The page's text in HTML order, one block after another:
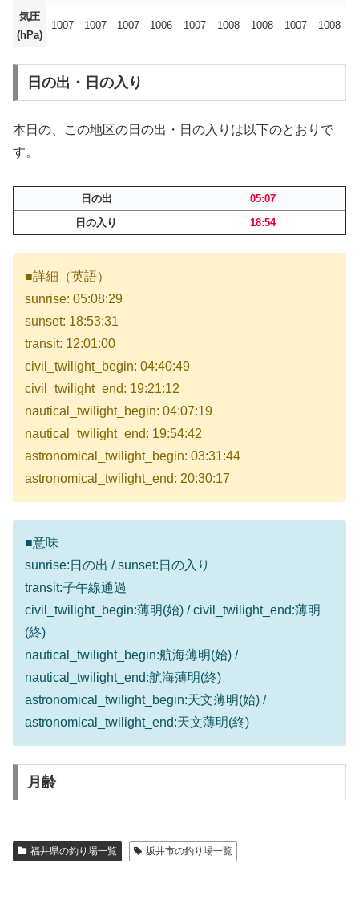
気圧
(hPa)
1007 1007 1007 1006 1007 1008 1008 1007 1008
日の出・日の入り
本日の、この地区の日の出・日の入りは以下のとおりで
す。
日の出
05:07
日の入り
18:54
■詳細（英語）
sunrise: 05:08:29
sunset: 18:53:31
transit: 12:01:00
civil_twilight_begin: 04:40:49
civil_twilight_end: 19:21:12
nautical_twilight_begin: 04:07:19
nautical_twilight_end: 19:54:42
astronomical_twilight_begin: 03:31:44
astronomical_twilight_end: 20:30:17
■意味
sunrise:日の出 / sunset:日の入り
transit:子午線通過
civil_twilight_begin:薄明(始) / civil_twilight_end:薄明
(終)
nautical_twilight_begin:航海薄明(始) /
nautical_twilight_end:航海薄明(終)
astronomical_twilight_begin:天文薄明(始) /
astronomical_twilight_end:天文薄明(終)
月齢
福井県の釣り場一覧 坂井市の釣り場一覧